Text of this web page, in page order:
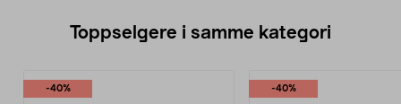
Toppselgere i samme kategori
-40% -40%